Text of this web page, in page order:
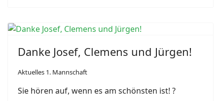
Danke Josef, Clemens und Jürgen!
Aktuelles 1. Mannschaft
Sie hören auf, wenn es am schönsten ist! ?